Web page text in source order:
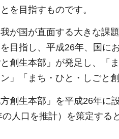
を目指すものです。
が国が直面する大きな課
目指し、平成26年、国に
創生本部」が発足し、「
」「まち・ひと・しごと
創生本部」を平成26年に
人口を推計）を策定す